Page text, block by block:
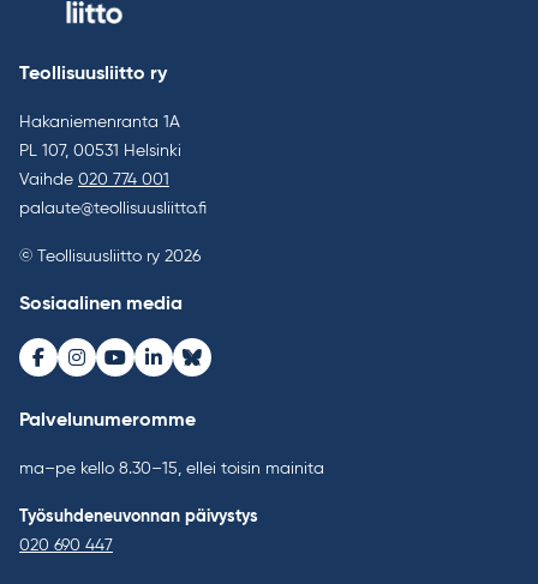
Teollisuusliitto ry
Hakaniemenranta 1A
PL 107, 00531 Helsinki
Vaihde 020 774 001
palaute@teollisuusliitto.fi
© Teollisuusliitto ry 2026
Sosiaalinen media
Facebook
Instagram
Youtube
LinkedInBluesky
Palvelunumeromme
ma–pe kello 8.30–15, ellei toisin mainita
Työsuhdeneuvonnan päivystys
020 690 447